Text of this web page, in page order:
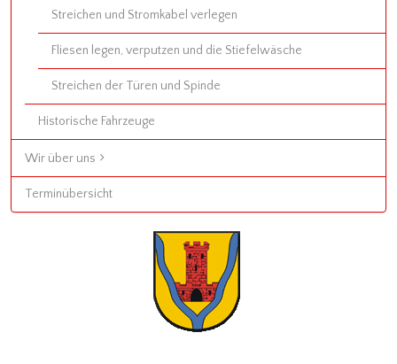
Streichen und Stromkabel verlegen
Fliesen legen, verputzen und die Stiefelwäsche
Streichen der Türen und Spinde
Historische Fahrzeuge
Wir über uns
Terminübersicht